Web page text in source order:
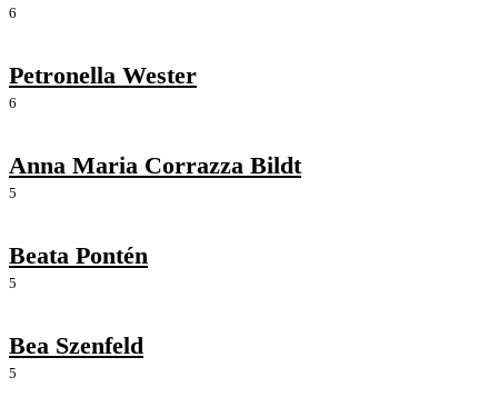
6
Petronella Wester
6
Anna Maria Corrazza Bildt
5
Beata Pontén
5
Bea Szenfeld
5